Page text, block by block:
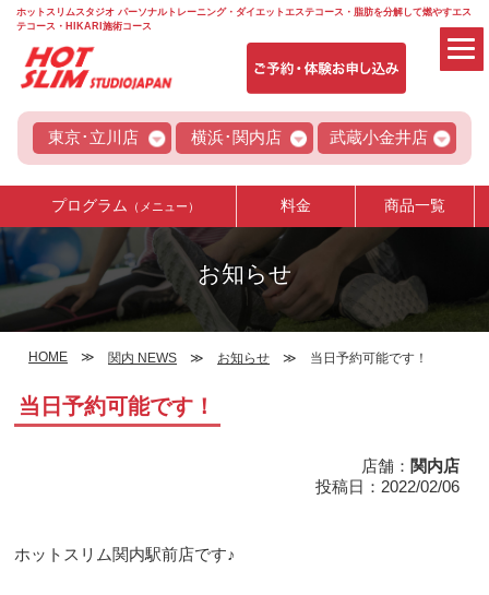
ホットスリムスタジオ パーソナルトレーニング・ダイエットエステコース・脂肪を分解して燃やすエス
テコース・HIKARI施術コース
東京･立川店 横浜･関内店 武蔵小金井店
プログラム （メニュー） 料金 商品一覧
お知らせ
HOME 関内 NEWS お知らせ 当日予約可能です！
当日予約可能です！
店舗： 関内店
投稿日：2022/02/06
ホットスリム関内駅前店です♪